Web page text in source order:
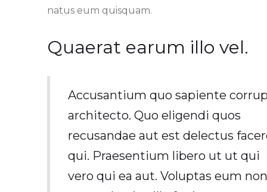
natus eum quisquam.
Quaerat earum illo vel.
Accusantium quo sapiente
architecto. Quo eligendi quos
recusandae aut est delectus
qui. Praesentium libero ut ut qui
vero qui ea aut. Voluptas eum non